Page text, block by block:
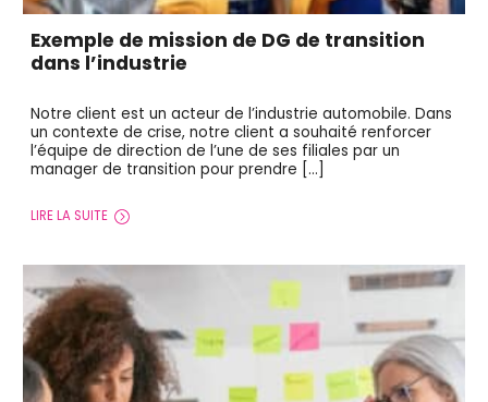
Exemple de mission de DG de transition
dans l’industrie
Notre client est un acteur de l’industrie automobile. Dans
un contexte de crise, notre client a souhaité renforcer
l’équipe de direction de l’une de ses filiales par un
manager de transition pour prendre […]
LIRE LA SUITE